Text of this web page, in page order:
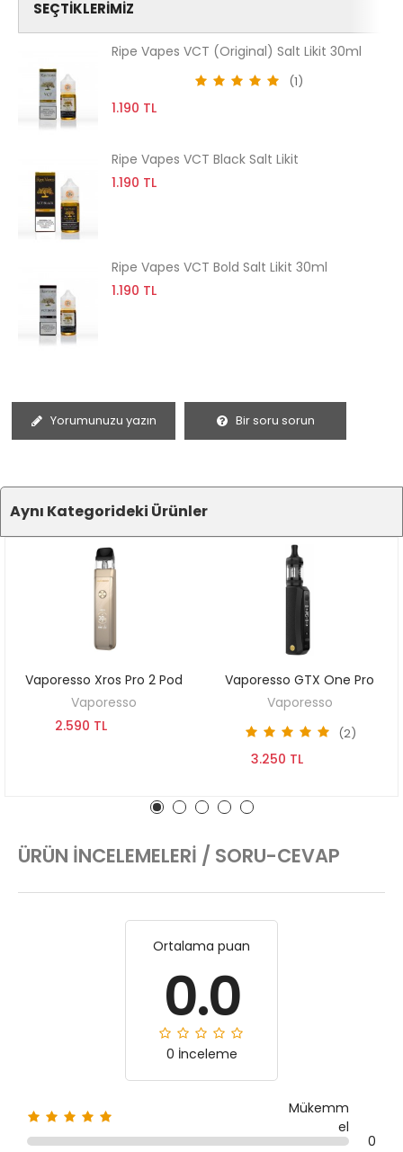
SEÇTIKLERIMIZ
Ripe Vapes VCT (Original) Salt Likit 30ml
(1)
1.190 TL
Ripe Vapes VCT Black Salt Likit
1.190 TL
Ripe Vapes VCT Bold Salt Likit 30ml
1.190 TL
Yorumunuzu yazın Bir soru sorun
Aynı Kategorideki Ürünler
SEPETE EKLE
Vaporesso Xros Pro 2 Pod
Vaporesso
2.590 TL
SEPETE EKLE
Vaporesso GTX One Pro
Vaporesso
(2)
3.250 TL
ÜRÜN İNCELEMELERI / SORU-CEVAP
Ortalama puan
0.0
0 İnceleme
Mükemm
el
0